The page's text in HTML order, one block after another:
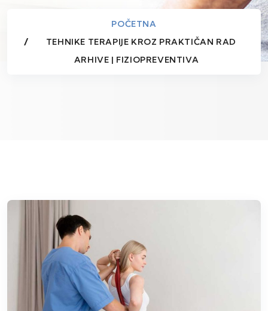
POČETNA
TEHNIKE TERAPIJE KROZ PRAKTIČAN RAD
ARHIVE | FIZIOPREVENTIVA